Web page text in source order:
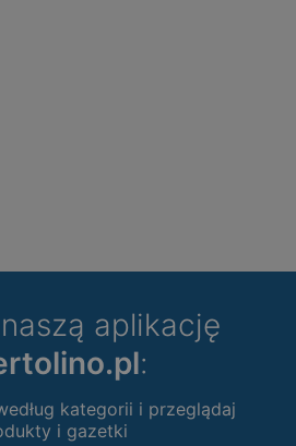
aplikację
:
kategorii i przeglądaj
i gazetki